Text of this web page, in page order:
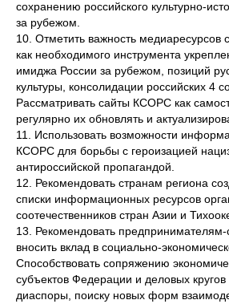
сохранению российского культурно-
за рубежом.
10. Отметить важность медиаресурсов
как необходимого инструмента
имиджа России за рубежом, позиций
культуры, консолидации российских 4
Рассматривать сайты КСОРС как
регулярно их обновлять и
11. Использовать возможности
КСОРС для борьбы с героизацией
антироссийской пропагандой.
12. Рекомендовать странам региона
списки информационных ресурсов
соотечественников стран Азии и
13. Рекомендовать предпринимателям-
вносить вклад в социально-
Способствовать сопряжению
субъектов Федерации и деловых кругов
диаспоры, поиску новых форм